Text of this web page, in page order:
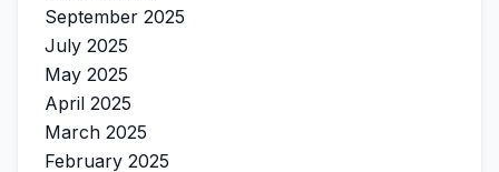
September 2025
July 2025
May 2025
April 2025
March 2025
February 2025